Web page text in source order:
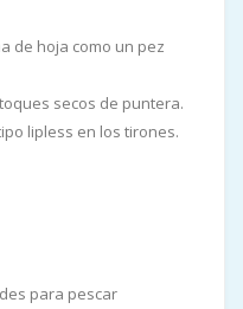
de hoja como un pez
secos de puntera.
lipless en los tirones.
para pescar